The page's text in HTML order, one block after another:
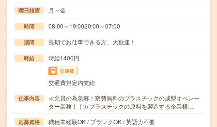
曜日頻度 月～金
時間 08:00～19:0020:00～07:00
期間 長期でお仕事できる方、大歓迎！
時給 時給1400円
交通費
交通費規定内支給
仕事内容
≪欠員の為急募！寮費無料のプラスチックの成型オペレー
ター業務！！≫プラスチックの原料を製造する企業様…
応募資格
職種未経験OK / ブランクOK / 英語力不要